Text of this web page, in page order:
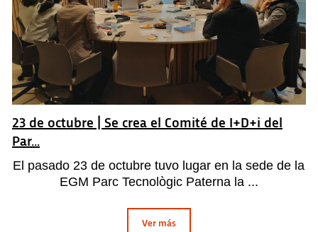
23 de octubre | Se crea el Comité de I+D+i del
Par...
El pasado 23 de octubre tuvo lugar en la sede de la
EGM Parc Tecnològic Paterna la ...
Ver más